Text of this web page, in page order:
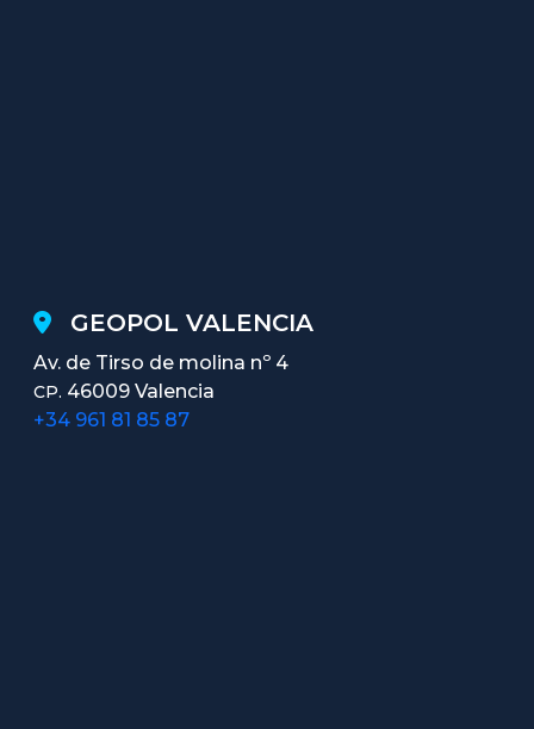
GEOPOL VALENCIA
Av. de Tirso de molina nº 4
CP. 46009 Valencia
+34 961 81 85 87